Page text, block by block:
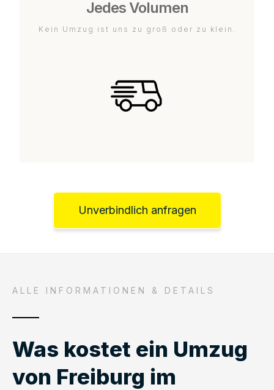
Jedes Volumen
Kein Umzug ist uns zu groß oder zu klein.
Unverbindlich anfragen
ALLE INFORMATIONEN & DETAILS
Was kostet ein Umzug
von Freiburg im